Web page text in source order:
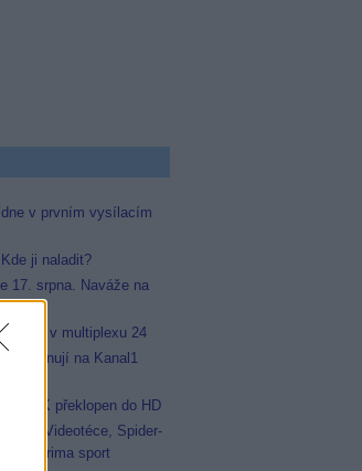
v prvním vysílacím
ji naladit?
17. srpna. Naváže na
v multiplexu 24
přejmenují na Kanal1
SK překlopen do HD
ve Videotéce, Spider-
Prima sport